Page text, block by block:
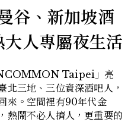
谷、新加坡酒
人專屬夜生活
Taipei」亮
北三地、三位資深酒吧人，
來。空間裡有90年代金
熱鬧不必人擠人，更重要的